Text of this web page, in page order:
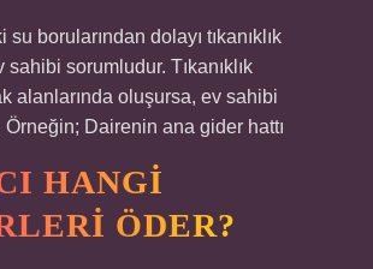
su borularından dolayı tıkanıklık
sorumludur. Tıkanıklık
alanlarında oluşursa, ev sahibi
Örneğin; Dairenin ana gider hattı
HANGI
ÖDER?